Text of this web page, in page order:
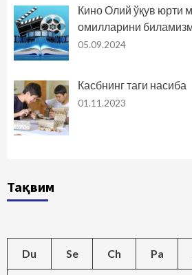
Кино Олий ўқув юрти
омилларини
05.09.2024
Касбнинг таги насиба
01.11.2023
Тақвим
Du Se Ch Pa